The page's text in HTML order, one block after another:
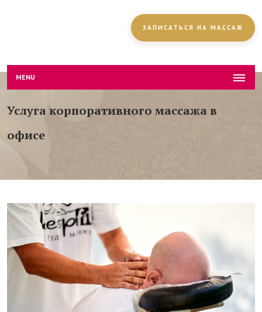
ЗАПИСАТЬСЯ НА МАССАЖ
MENU
Услуга корпоративного массажа в
офисе